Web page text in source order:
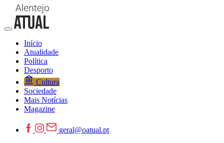
Início
Atualidade
Política
Desporto
Cultura
Sociedade
Mais Notícias
Magazine
geral@oatual.pt